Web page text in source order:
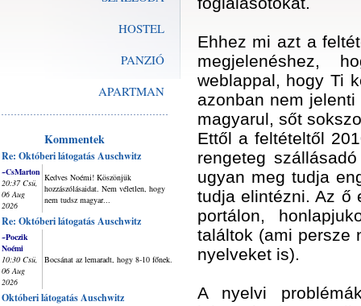
HOSTEL
PANZIÓ
APARTMAN
Kommentek
Re: Októberi látogatás Auschwitz
~CsMarton
20:37 Csü,
06 Aug
2026
Kedves Noémi! Köszönjük
hozzászólásaidat. Nem véletlen, hogy
nem tudsz magyar...
Re: Októberi látogatás Auschwitz
~Poczik
Noémi
10:30 Csü,
06 Aug
2026
Bocsánat az lemaradt, hogy 8-10 főnek.
Októberi látogatás Auschwitz
Ehhez mi azt a
megjelenéshez,
weblappal, hogy Ti
azonban nem
magyarul, sőt
Ettől a feltételtől
rengeteg
ugyan meg tudja
tudja elintézni. Az ő
portálon,
találtok (ami persze
nyelveket is).
A nyelvi